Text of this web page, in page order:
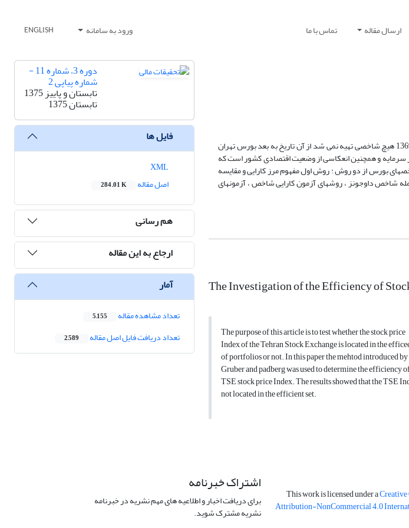
ارسال مقاله تماس با ما ورود به سامانه ENGLISH
این مقاله تحقیقی به منظور بررسی کارایی شاخص بورس اوراق بهادار تهران تدوین شده است در بورس تهران تا سال 1369 هیچ شاخصی تهیه نمی شد از آن تاریخ به بعد بورس تهران
سرمایه و همچنین انعکاسی از وضعیت اقتصادی کشور است که
بورس از دو روش : روش اول مفهوم مرز کارایی و مقایسه
شاخص داوجونز ، روشهای آزمون کارایی شاخص ، آزمونهای
The Investigation of the Efficiency of
The purpose of this article is to test whether the stock price
Index of the Tehran Stock Exchange is located in the
of portfolios or not. In this paper the mehtod introduced
Gruber and padberg was used to determine the efficiency
TSE stock price Index. The results showed that the TSE
not located in the efficient set.
دوره 3، شماره 11 -
شماره پیاپی 2
تابستان و پاییز 1375
تابستان 1375
فایل ها
اصل مقاله
284.01 K
هم رسانی
ارجاع به این مقاله
آمار
تعداد مشاهده مقاله 5,155
تعداد دریافت فایل اصل مقاله 2,589
This work is licensed under a
Attribution-NonCommercial 4.0
اشتراک خبرنامه
برای دریافت اخبار و اطلاعیه های مهم نشریه در خبرنامه
نشریه مشترک شوید.